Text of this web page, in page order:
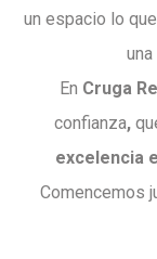
un espacio lo
En Cruga
confianza,
excelencia
Comencemos